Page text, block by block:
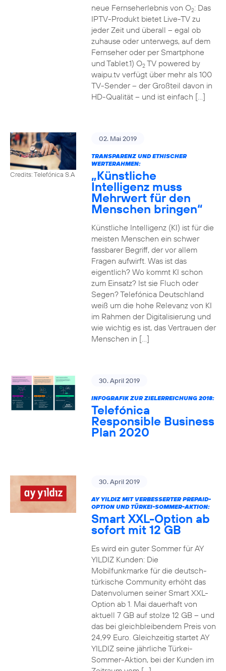
neue Fernseherlebnis von O2: Das
IPTV-Produkt bietet Live-TV zu
jeder Zeit und überall – egal ob
zuhause oder unterwegs, auf dem
Fernseher oder per Smartphone
und Tablet.1) O2TV powered by
waipu.tv verfügt über mehr als 100
TV-Sender – der Großteil davon in
HD-Qualität – und ist einfach […]
Credits: Telefónica S.A
02. Mai 2019
TRANSPARENZ UND ETHISCHER
WERTERAHMEN:
„Künstliche
Intelligenz muss
Mehrwert für den
Menschen bringen“
Künstliche Intelligenz (KI) ist für die
meisten Menschen ein schwer
fassbarer Begriff, der vor allem
Fragen aufwirft. Was ist das
eigentlich? Wo kommt KI schon
zum Einsatz? Ist sie Fluch oder
Segen? Telefónica Deutschland
weiß um die hohe Relevanz von KI
im Rahmen der Digitalisierung und
wie wichtig es ist, das Vertrauen der
Menschen in […]
30. April 2019
INFOGRAFIK ZUR ZIELERREICHUNG 2018:
Telefónica
Responsible Business
Plan 2020
30. April 2019
AY YILDIZ MIT VERBESSERTER PREPAID-
OPTION UND TÜRKEI-SOMMER-AKTION:
Smart XXL-Option ab
sofort mit 12 GB
Es wird ein guter Sommer für AY
YILDIZ Kunden: Die
Mobilfunkmarke für die deutsch-
türkische Community erhöht das
Datenvolumen seiner Smart XXL-
Option ab 1. Mai dauerhaft von
aktuell 7 GB auf stolze 12 GB – und
das bei gleichbleibendem Preis von
24,99 Euro. Gleichzeitig startet AY
YILDIZ seine jährliche Türkei-
Sommer-Aktion, bei der Kunden im